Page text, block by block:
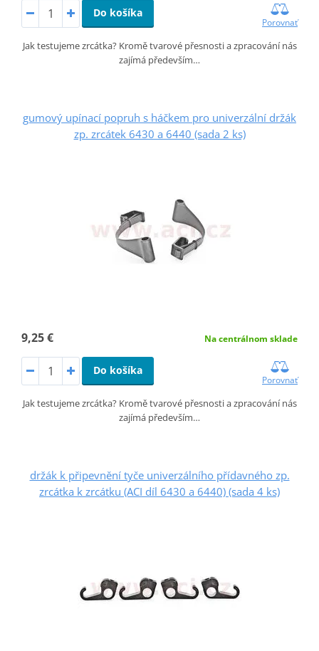
Do košíka
Porovnať
Jak testujeme zrcátka? Kromě tvarové přesnosti a zpracování nás
zajímá především…
gumový upínací popruh s háčkem pro univerzální držák
zp. zrcátek 6430 a 6440 (sada 2 ks)
9,25 € Na centrálnom sklade
Do košíka
Porovnať
Jak testujeme zrcátka? Kromě tvarové přesnosti a zpracování nás
zajímá především…
držák k připevnění tyče univerzálního přídavného zp.
zrcátka k zrcátku (ACI díl 6430 a 6440) (sada 4 ks)